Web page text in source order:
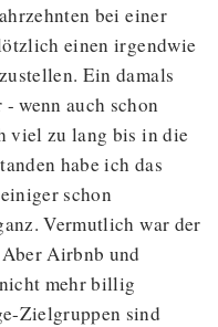
bei einer
einen irgendwie
Ein damals
wenn auch schon
viel zu lang bis in die
habe ich das
schon
Vermutlich war der
Airbnb und
mehr billig
Zielgruppen sind